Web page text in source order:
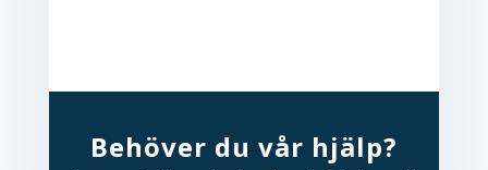
Behöver du vår hjälp?